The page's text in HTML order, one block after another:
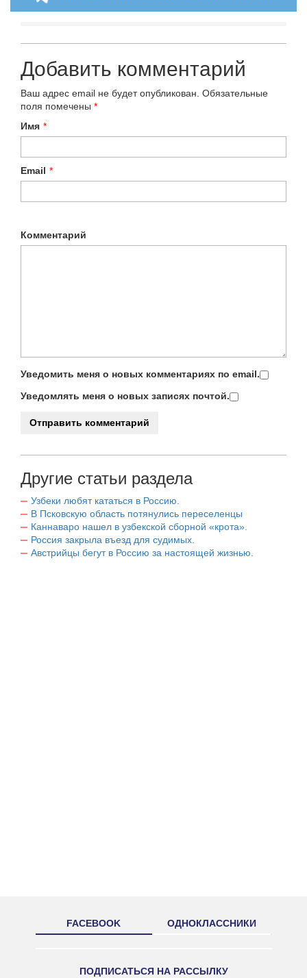
Добавить комментарий
Ваш адрес email не будет опубликован. Обязательные
поля помечены *
Имя *
Email *
Комментарий
Уведомить меня о новых комментариях по email.
Уведомлять меня о новых записях почтой.
Другие статьи раздела
Узбеки любят кататься в Россию.
В Псковскую область потянулись переселенцы
Каннаваро нашел в узбекской сборной «крота».
Россия закрыла въезд для судимых.
Австрийцы бегут в Россию за настоящей жизнью.
FACEBOOK ОДНОКЛАССНИКИ
ПОДПИСАТЬСЯ НА РАССЫЛКУ